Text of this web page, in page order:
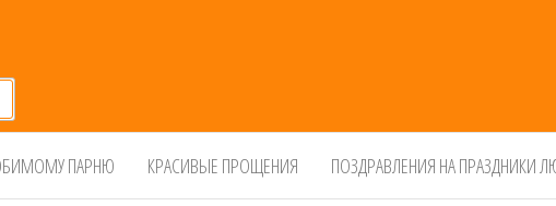
ПАРНЮ КРАСИВЫЕ ПРОЩЕНИЯ ПОЗДРАВЛЕНИЯ НА ПРАЗДНИКИ